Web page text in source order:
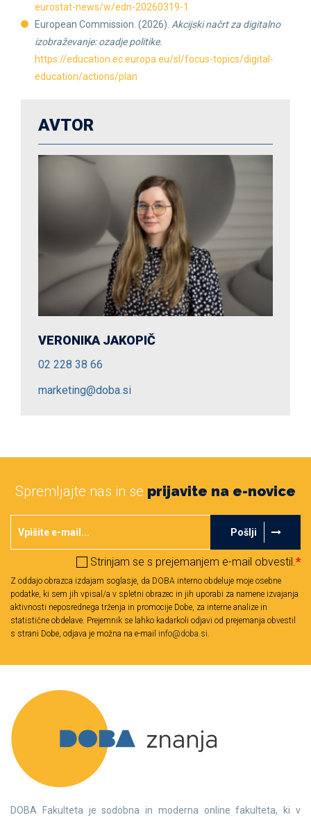
eurostat-news/w/edn-20260319-1
European Commission. (2026). Akcijski načrt za digitalno
izobraževanje: ozadje politike.
https://education.ec.europa.eu/sl/focus-topics/digital-
education/actions/plan
AVTOR
VERONIKA JAKOPIČ
02 228 38 66
marketing@doba.si
Spremljajte nas in se prijavite na e-novice
Pošlji
Strinjam se s prejemanjem e-mail obvestil.*
Z oddajo obrazca izdajam soglasje, da DOBA interno obdeluje moje osebne
podatke, ki sem jih vpisal/a v spletni obrazec in jih uporabi za namene izvajanja
aktivnosti neposrednega trženja in promocije Dobe, za interne analize in
statistične obdelave. Prejemnik se lahko kadarkoli odjavi od prejemanja obvestil
s strani Dobe, odjava je možna na e-mail info@doba.si
DOBA Fakulteta je sodobna in moderna online fakulteta, ki v